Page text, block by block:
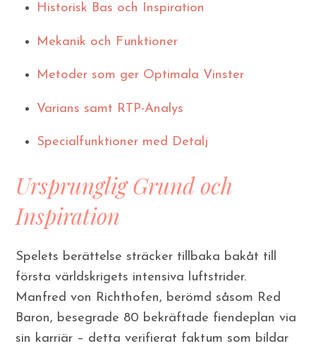
Historisk Bas och Inspiration
Mekanik och Funktioner
Metoder som ger Optimala Vinster
Varians samt RTP-Analys
Specialfunktioner med Detalj
Ursprunglig Grund och
Inspiration
Spelets berättelse sträcker tillbaka bakåt till
första världskrigets intensiva luftstrider.
Manfred von Richthofen, berömd såsom Red
Baron, besegrade 80 bekräftade fiendeplan via
sin karriär – detta verifierat faktum som bildar